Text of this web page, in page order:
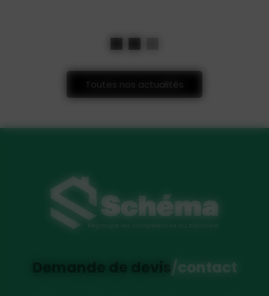
Toutes nos actualités
Demande de devis /contact